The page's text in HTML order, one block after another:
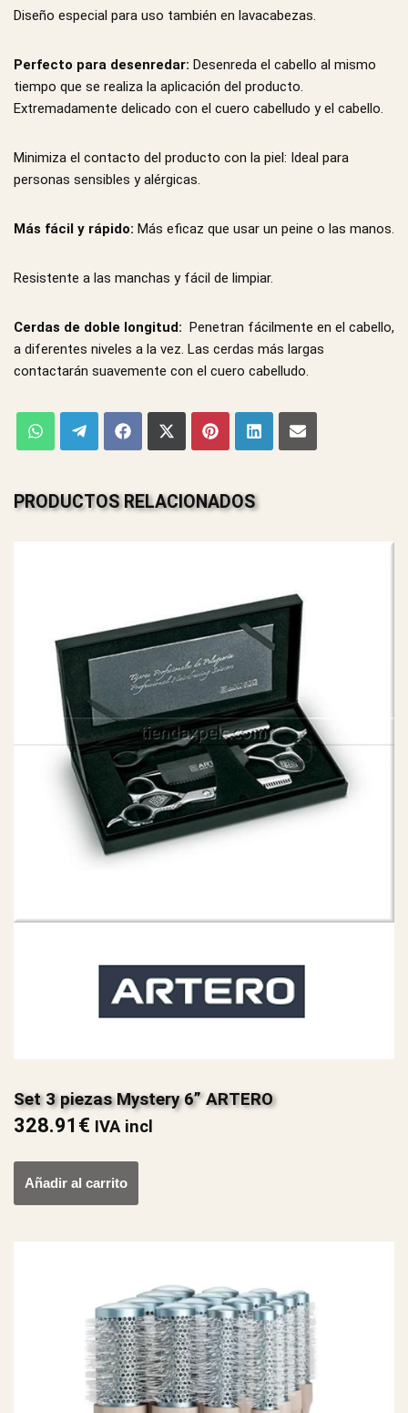
Diseño especial para uso también en lavacabezas.
Perfecto para desenredar: Desenreda el cabello al mismo
tiempo que se realiza la aplicación del producto.
Extremadamente delicado con el cuero cabelludo y el cabello.
Minimiza el contacto del producto con la piel: Ideal para
personas sensibles y alérgicas.
Más fácil y rápido: Más eficaz que usar un peine o las manos.
Resistente a las manchas y fácil de limpiar.
Cerdas de doble longitud:
Penetran fácilmente en el cabello,
a diferentes niveles a la vez. Las cerdas más largas
contactarán suavemente con el cuero cabelludo.
PRODUCTOS RELACIONADOS
Set 3 piezas Mystery 6” ARTERO
328.91 € IVA incl
Añadir al carrito